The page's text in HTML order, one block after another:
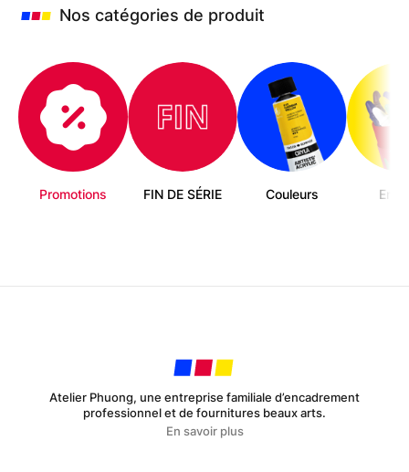
Nos catégories de produit
Promotions FIN DE SÉRIE Couleurs
Atelier Phuong, une entreprise familiale d’encadrement
professionnel et de fournitures beaux arts.
En savoir plus